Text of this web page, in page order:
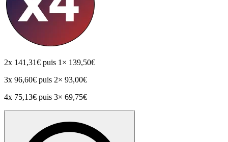
2x 141,31€ puis 1× 139,50€
3x 96,60€ puis 2× 93,00€
4x 75,13€ puis 3× 69,75€